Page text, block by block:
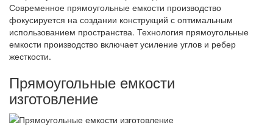
Современное прямоугольные емкости производство
фокусируется на создании конструкций с оптимальным
использованием пространства. Технология прямоугольные
емкости производство включает усиление углов и ребер
жесткости.
Прямоугольные емкости
изготовление